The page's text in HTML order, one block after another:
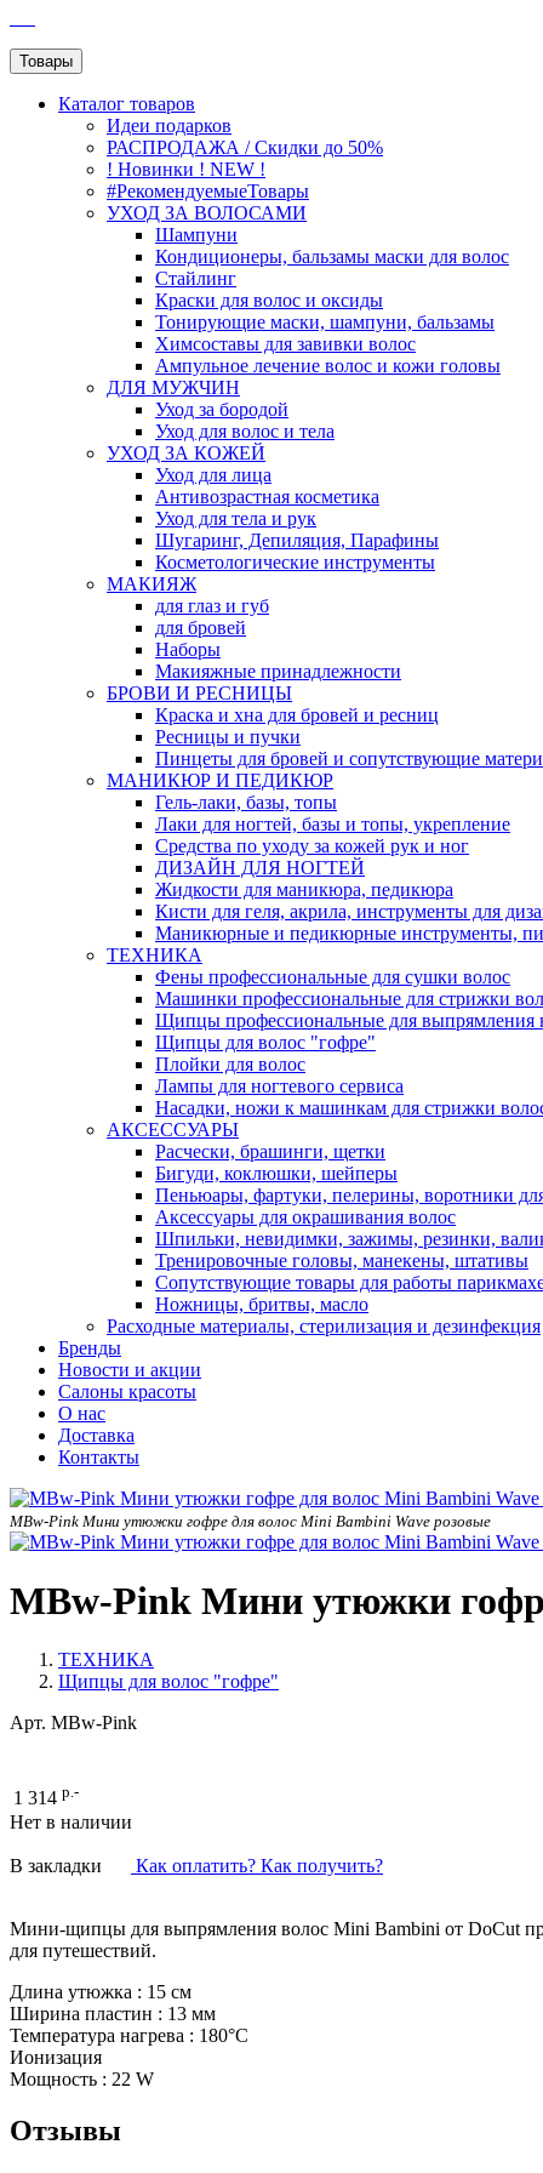
Товары
Каталог товаров
Идеи подарков
РАСПРОДАЖА / Скидки до 50%
! Новинки ! NEW !
#РекомендуемыеТовары
УХОД ЗА ВОЛОСАМИ
Шампуни
Кондиционеры, бальзамы маски для волос
Стайлинг
Краски для волос и оксиды
Тонирующие маски, шампуни, бальзамы
Химсоставы для завивки волос
Ампульное лечение волос и кожи головы
ДЛЯ МУЖЧИН
Уход за бородой
Уход для волос и тела
УХОД ЗА КОЖЕЙ
Уход для лица
Антивозрастная косметика
Уход для тела и рук
Шугаринг, Депиляция, Парафины
Косметологические инструменты
МАКИЯЖ
для глаз и губ
для бровей
Наборы
Макияжные принадлежности
БРОВИ И РЕСНИЦЫ
Краска и хна для бровей и ресниц
Ресницы и пучки
Пинцеты для бровей и сопутствующие
МАНИКЮР И ПЕДИКЮР
Гель-лаки, базы, топы
Лаки для ногтей, базы и топы, укрепление
Средства по уходу за кожей рук и ног
ДИЗАЙН ДЛЯ НОГТЕЙ
Жидкости для маникюра, педикюра
Кисти для геля, акрила, инструменты для
Маникюрные и педикюрные инструменты,
ТЕХНИКА
Фены профессиональные для сушки волос
Машинки профессиональные для стрижки
Щипцы профессиональные для выпрямления
Щипцы для волос "гофре"
Плойки для волос
Лампы для ногтевого сервиса
Насадки, ножи к машинкам для стрижки
АКСЕССУАРЫ
Расчески, брашинги, щетки
Бигуди, коклюшки, шейперы
Пеньюары, фартуки, пелерины, воротники
Аксессуары для окрашивания волос
Шпильки, невидимки, зажимы, резинки,
Тренировочные головы, манекены, штативы
Сопутствующие товары для работы
Ножницы, бритвы, масло
Расходные материалы, стерилизация и дезинфекция
Бренды
Новости и акции
Салоны красоты
О нас
Доставка
Контакты
MBw-Pink Мини утюжки гофре для волос Mini Bambini Wave розовые
MBw-Pink Мини утюжки
ТЕХНИКА
Щипцы для волос "гофре"
Арт. MBw-Pink
1 314 р.-
Нет в наличии
В закладки Как оплатить? Как получить?
Мини-щипцы для выпрямления волос Mini Bambini от DoCut
для путешествий.
Длина утюжка : 15 см
Ширина пластин : 13 мм
Температура нагрева : 180°C
Ионизация
Мощность : 22 W
Отзывы